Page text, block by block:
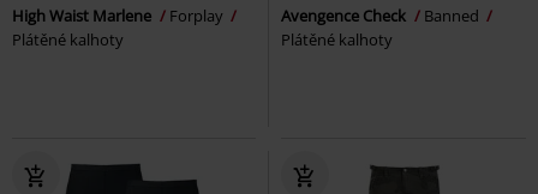
High Waist Marlene
Forplay
Plátěné kalhoty
Avengence Check
Banned
Plátěné kalhoty